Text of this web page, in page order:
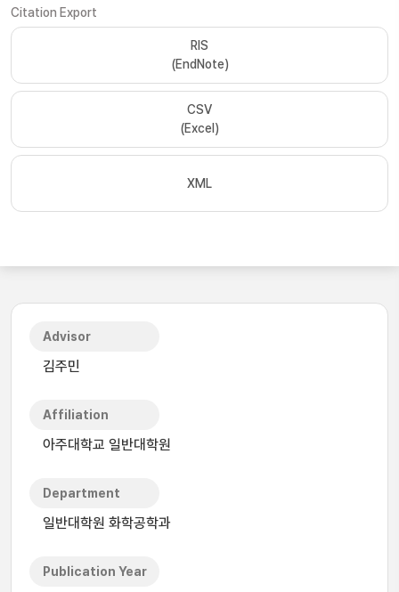
Citation Export
RIS
(EndNote)
CSV
(Excel)
XML
Advisor
김주민
Affiliation
아주대학교 일반대학원
Department
일반대학원 화학공학과
Publication Year